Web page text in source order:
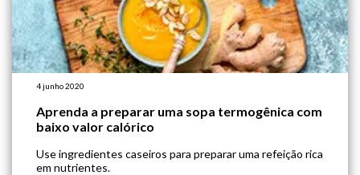
4 junho 2020
Aprenda a preparar uma sopa termogênica com
baixo valor calórico
Use ingredientes caseiros para preparar uma refeição rica
em nutrientes.